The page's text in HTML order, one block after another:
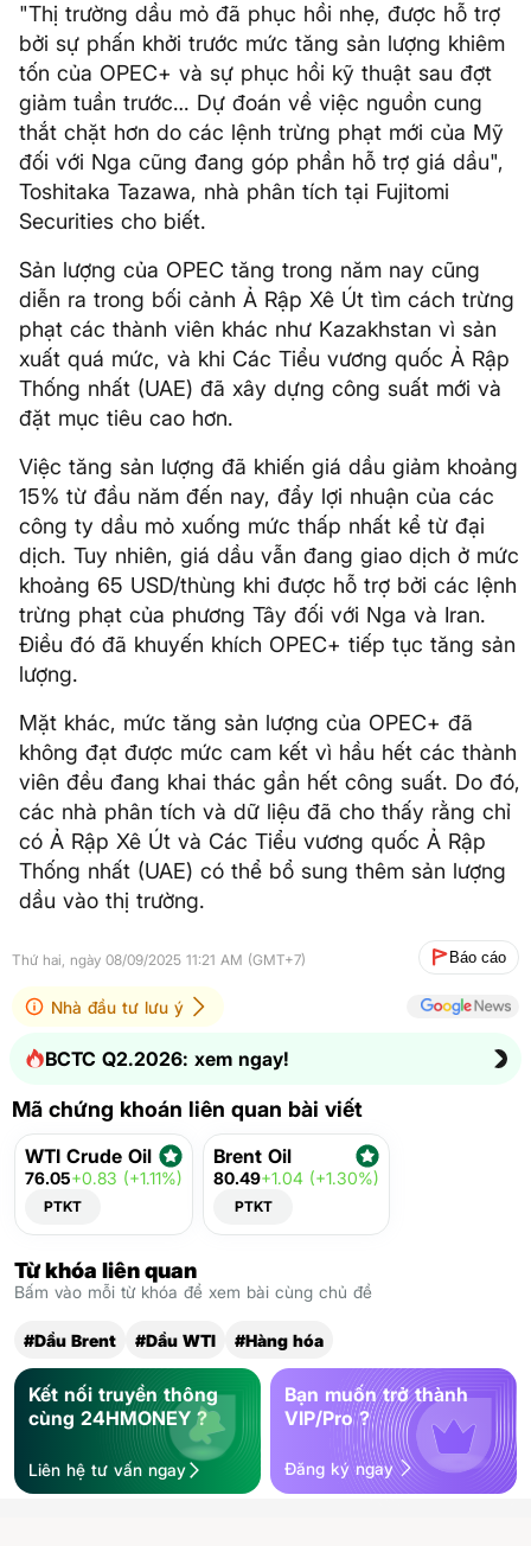
"Thị trường dầu mỏ đã phục hồi nhẹ, được hỗ trợ
bởi sự phấn khởi trước mức tăng sản lượng khiêm
tốn của OPEC+ và sự phục hồi kỹ thuật sau đợt
giảm tuần trước… Dự đoán về việc nguồn cung
thắt chặt hơn do các lệnh trừng phạt mới của Mỹ
đối với Nga cũng đang góp phần hỗ trợ giá dầu",
Toshitaka Tazawa, nhà phân tích tại Fujitomi
Securities cho biết.
Sản lượng của OPEC tăng trong năm nay cũng
diễn ra trong bối cảnh Ả Rập Xê Út tìm cách trừng
phạt các thành viên khác như Kazakhstan vì sản
xuất quá mức, và khi Các Tiểu vương quốc Ả Rập
Thống nhất (UAE) đã xây dựng công suất mới và
đặt mục tiêu cao hơn.
Việc tăng sản lượng đã khiến giá dầu giảm khoảng
15% từ đầu năm đến nay, đẩy lợi nhuận của các
công ty dầu mỏ xuống mức thấp nhất kể từ đại
dịch. Tuy nhiên, giá dầu vẫn đang giao dịch ở mức
khoảng 65 USD/thùng khi được hỗ trợ bởi các lệnh
trừng phạt của phương Tây đối với Nga và Iran.
Điều đó đã khuyến khích OPEC+ tiếp tục tăng sản
lượng.
Mặt khác, mức tăng sản lượng của OPEC+ đã
không đạt được mức cam kết vì hầu hết các thành
viên đều đang khai thác gần hết công suất. Do đó,
các nhà phân tích và dữ liệu đã cho thấy rằng chỉ
có Ả Rập Xê Út và Các Tiểu vương quốc Ả Rập
Thống nhất (UAE) có thể bổ sung thêm sản lượng
dầu vào thị trường.
Thứ hai, ngày 08/09/2025 11:21 AM (GMT+7) Báo cáo
Nhà đầu tư lưu ý
BCTC Q2.2026: xem ngay!
Mã chứng khoán liên quan bài viết
WTI Crude Oil
76.05+0.83 (+1.11%)
PTKT
Brent Oil
80.49+1.04 (+1.30%)
PTKT
Từ khóa liên quan
Bấm vào mỗi từ khóa để xem bài cùng chủ đề
#Dầu Brent #Dầu WTI #Hàng hóa
Kết nối truyền thông
cùng 24HMONEY ?
Liên hệ tư vấn ngay
Bạn muốn trở thành
VIP/Pro ?
Đăng ký ngay